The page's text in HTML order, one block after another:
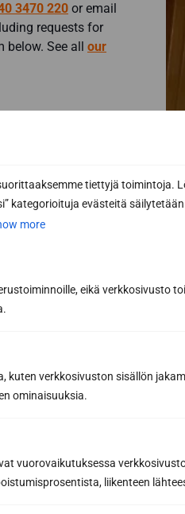
tiettyjä toimintoja.
kategorioituja evästeitä säilytetään
more
eikä verkkosivusto
verkkosivuston sisällön
ominaisuuksia.
vuorovaikutuksessa
liikenteen
3470 220 or email
requests for
See all our